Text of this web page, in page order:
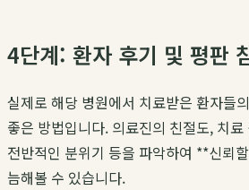
4단계: 환자 후기 및 평판
실제로 해당 병원에서 치료받은 환자들
좋은 방법입니다. 의료진의 친절도, 치
전반적인 분위기 등을 파악하여 **신뢰
늠해볼 수 있습니다.